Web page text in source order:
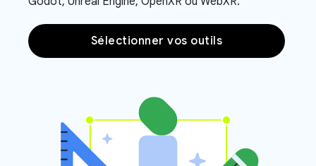
Sélectionner vos outils